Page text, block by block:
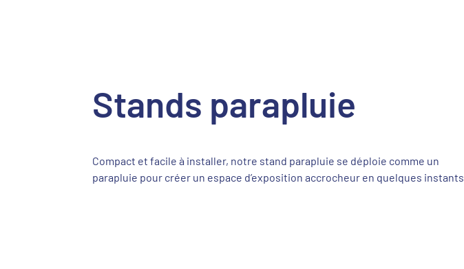
Stands parapluie
Compact et facile à installer, notre stand parapluie se déploie comme un
parapluie pour créer un espace d’exposition accrocheur en quelques instants.